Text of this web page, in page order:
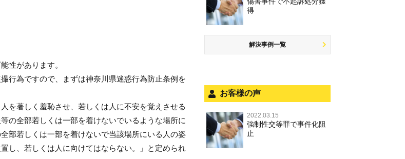
性があります。
行為ですので、まずは神奈川県迷惑行為防止条例を
を著しく羞恥させ、若しくは人に不安を覚えさせる
の全部若しくは一部を着けないでいるような場所に
部若しくは一部を着けないで当該場所にいる人の姿
し、若しくは人に向けてはならない。」と定められ
刑事事件で被疑者を不起訴処分に
するには
事件を秘密にするためにとるべき
自首・出頭の不安や悩みを解消す
るためには
業務妨害
公務執行妨害
公然わいせつ罪，わいせつ物頒布
罪，淫行勧誘罪
児童ポルノ，リベンジポルノ
盗品売買・譲り受け等
知的財産と刑事事件
無免許運転
飲酒運転
危険運転行為等
商標法違反
犯罪収益移転防止法違反
ネット犯罪
児童虐待・保護責任者遺棄
文書偽造・偽造文書行使
取調べの注意点
少年事件の手続と特色
少年事件の処分
法人と刑事事件（脱税関係，従業
員逮捕，予防法務等）
面会・差し入れ
得
解決事例一覧
お客様の声
2022.03.15
強制性交等罪で事件化阻
止